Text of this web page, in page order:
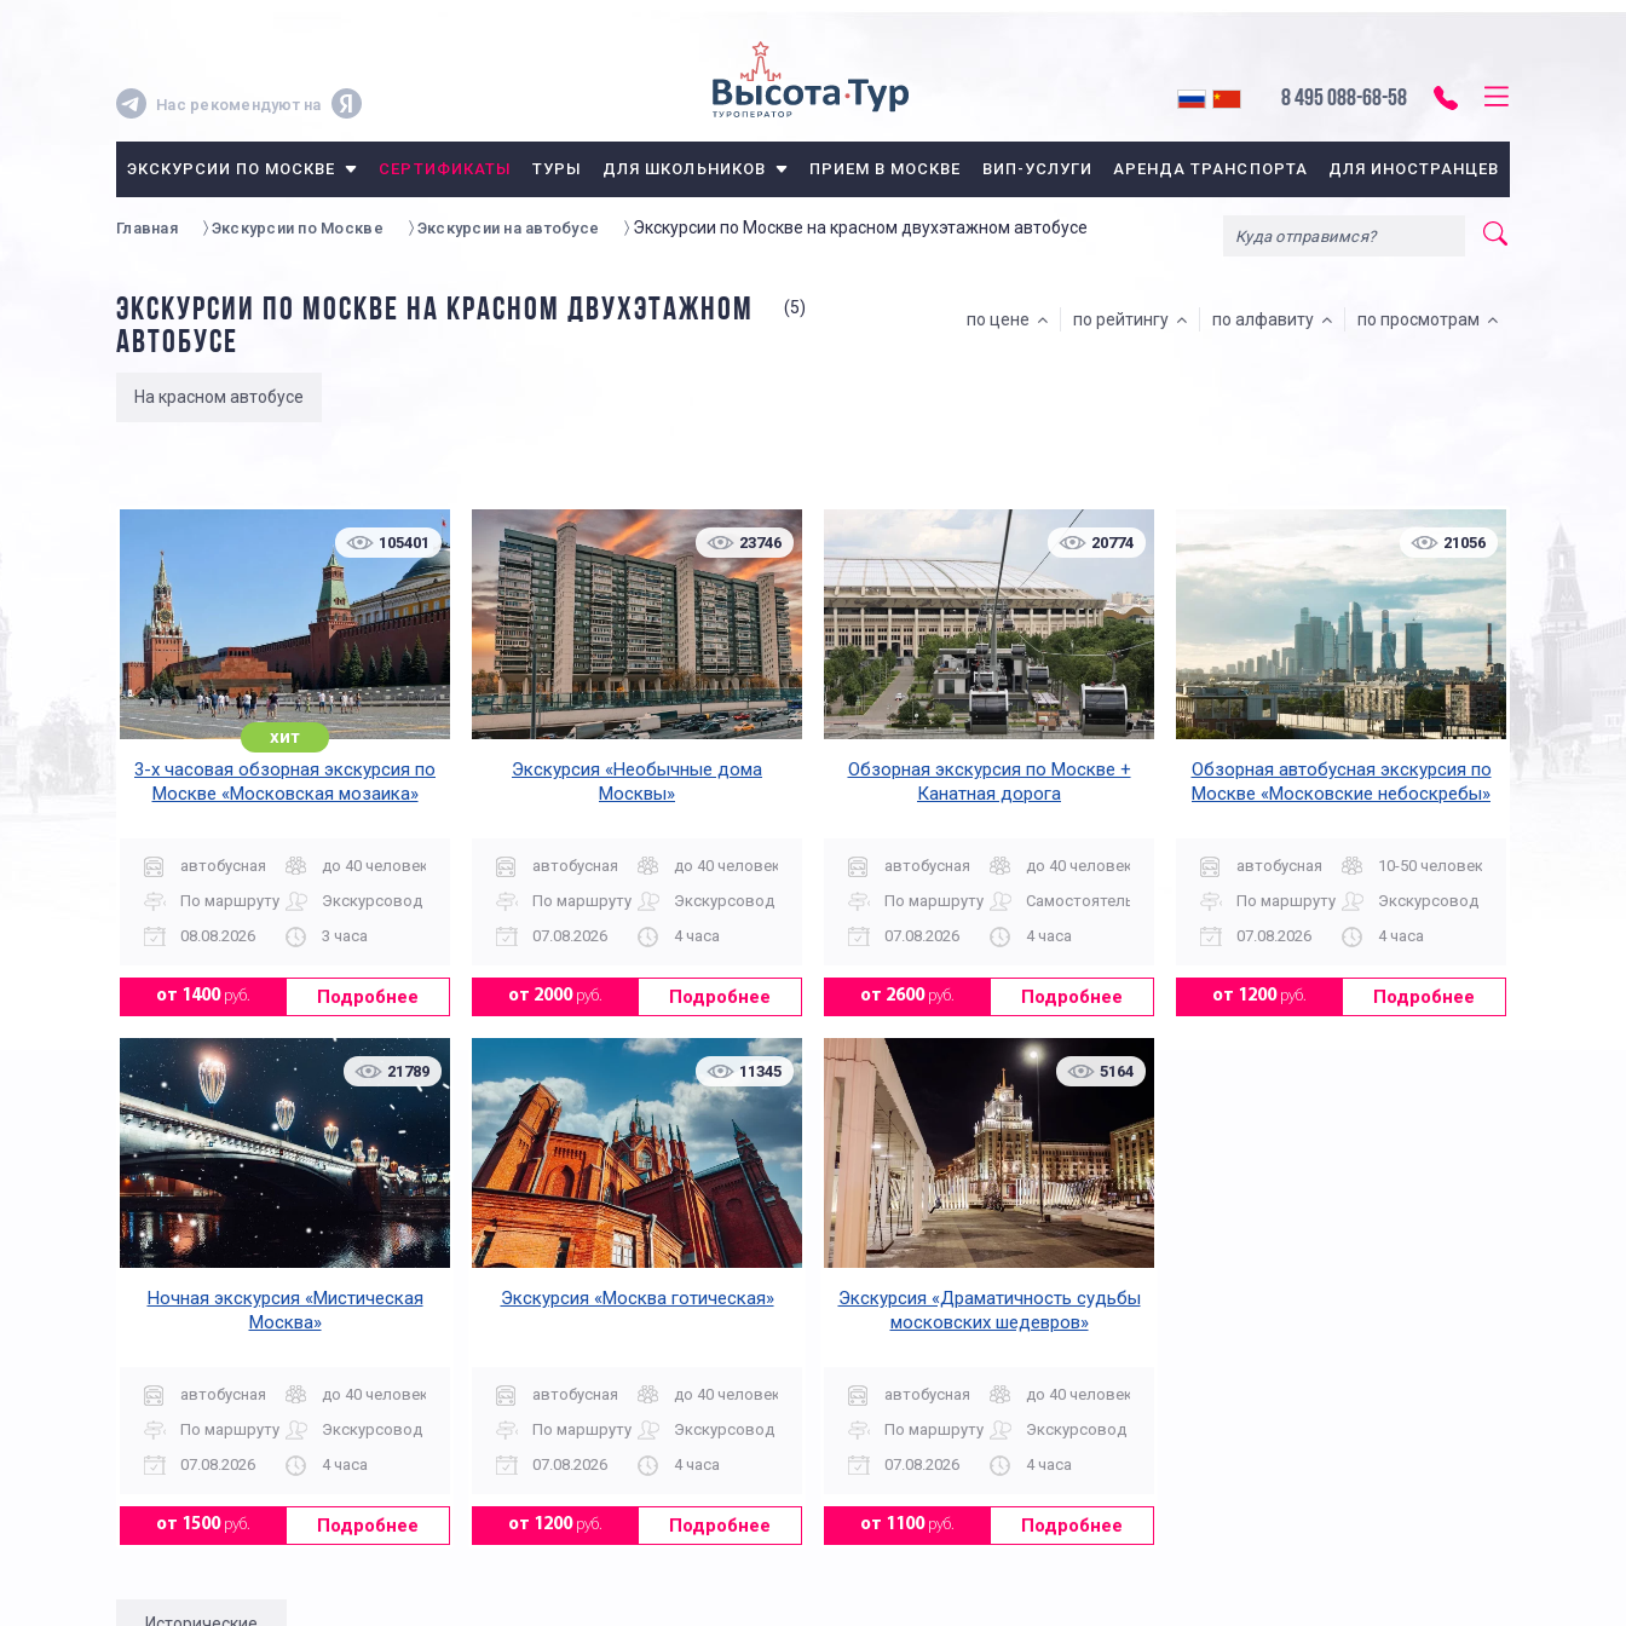
Нас рекомендуют на 8 495 088-68-58
ЭКСКУРСИИ ПО МОСКВЕ СЕРТИФИКАТЫ ТУРЫ ДЛЯ ШКОЛЬНИКОВ ПРИЕМ В МОСКВЕ ВИП-УСЛУГИ АРЕНДА ТРАНСПОРТА ДЛЯ ИНОСТРАНЦЕВ
Главная Экскурсии по Москве Экскурсии на автобусе Экскурсии по Москве на красном двухэтажном автобусе
ЭКСКУРСИИ ПО МОСКВЕ НА КРАСНОМ ДВУХЭТАЖНОМ
АВТОБУСЕ
(5)
по цене по рейтингу по алфавиту по просмотрам
На красном автобусе
105401
хит
3-х часовая обзорная экскурсия по
Москве «Московская мозаика»
автобусная
до 40 человек
По маршруту
Экскурсовод
08.08.2026
3 часа
от 1400руб. Подробнее
23746
Экскурсия «Необычные дома
Москвы»
автобусная
до 40 человек
По маршруту
Экскурсовод
07.08.2026
4 часа
от 2000руб. Подробнее
20774
Обзорная экскурсия по Москве +
Канатная дорога
автобусная
до 40 человек
По маршруту
Самостоятельно
07.08.2026
4 часа
от 2600руб. Подробнее
21056
Обзорная автобусная экскурсия по
Москве «Московские небоскребы»
автобусная
10-50 человек
По маршруту
Экскурсовод
07.08.2026
4 часа
от 1200руб. Подробнее
21789
Ночная экскурсия «Мистическая
Москва»
автобусная
до 40 человек
По маршруту
Экскурсовод
07.08.2026
4 часа
от 1500руб. Подробнее
11345
Экскурсия «Москва готическая»
автобусная
до 40 человек
По маршруту
Экскурсовод
07.08.2026
4 часа
от 1200руб. Подробнее
5164
Экскурсия «Драматичность судьбы
московских шедевров»
автобусная
до 40 человек
По маршруту
Экскурсовод
07.08.2026
4 часа
от 1100руб. Подробнее